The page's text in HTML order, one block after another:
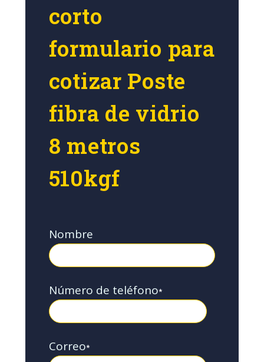
corto
formulario para
cotizar Poste
fibra de vidrio
8 metros
510kgf
Nombre
Número de teléfono*
Correo*